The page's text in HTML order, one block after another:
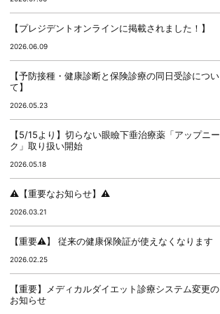
【プレジデントオンラインに掲載されました！】
2026.06.09
【予防接種・健康診断と保険診療の同日受診につい
て】
2026.05.23
【5/15より】切らない眼瞼下垂治療薬「アップニー
ク」取り扱い開始
2026.05.18
⚠️【重要なお知らせ】⚠️
2026.03.21
【重要⚠️】 従来の健康保険証が使えなくなります
2026.02.25
【重要】メディカルダイエット診療システム変更の
お知らせ